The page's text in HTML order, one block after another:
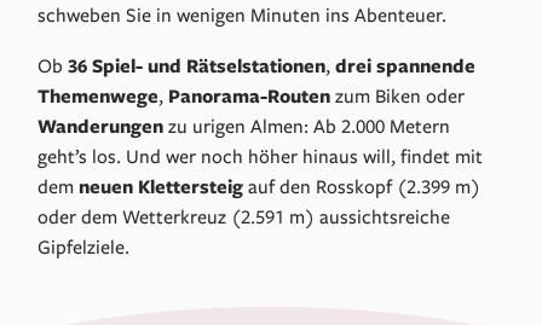
schweben Sie in wenigen Minuten ins Abenteuer.
Ob36 Spiel- und Rätselstationen,drei spannende
Themenwege, Panorama-Routenzum Biken oder
Wanderungenzu urigen Almen: Ab 2.000 Metern
geht’s los. Und wer noch höher hinaus will, findet mit
dem neuen Klettersteigauf den Rosskopf (2.399 m)
oder dem Wetterkreuz (2.591 m) aussichtsreiche
Gipfelziele.